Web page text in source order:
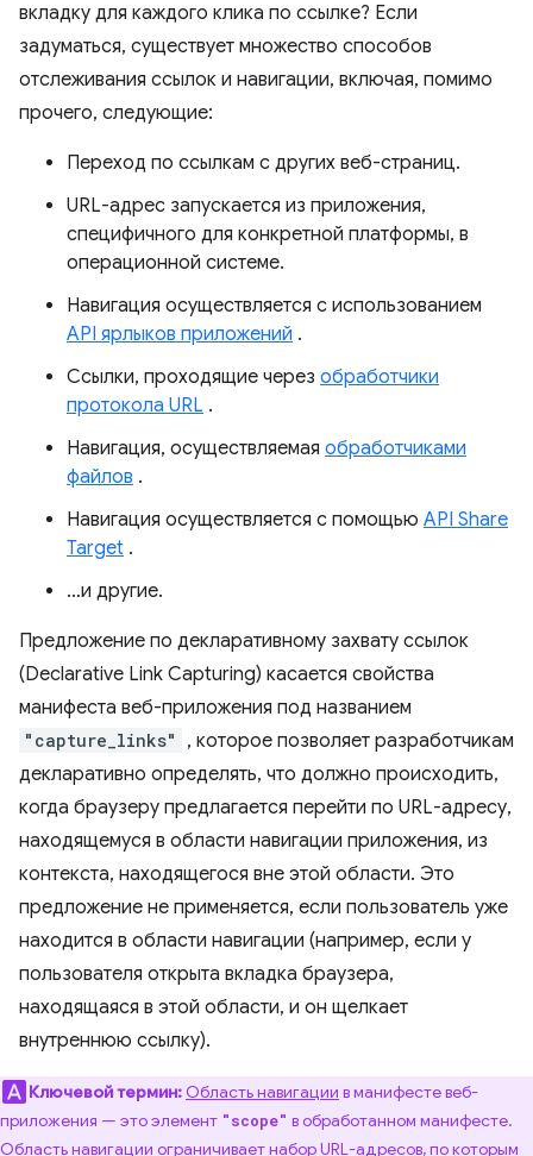
вкладку для каждого клика по ссылке? Если
задуматься, существует множество способов
отслеживания ссылок и навигации, включая, помимо
прочего, следующие:
Переход по ссылкам с других веб-страниц.
URL-адрес запускается из приложения,
специфичного для конкретной платформы, в
операционной системе.
Навигация осуществляется с использованием
API ярлыков приложений .
Ссылки, проходящие через обработчики
протокола URL .
Навигация, осуществляемая обработчиками
файлов .
Навигация осуществляется с помощью API Share
Target .
…и другие.
Предложение по декларативному захвату ссылок
(Declarative Link Capturing) касается свойства
манифеста веб-приложения под названием
"capture_links"
, которое позволяет разработчикам
декларативно определять, что должно происходить,
когда браузеру предлагается перейти по URL-адресу,
находящемуся в области навигации приложения, из
контекста, находящегося вне этой области. Это
предложение не применяется, если пользователь уже
находится в области навигации (например, если у
пользователя открыта вкладка браузера,
находящаяся в этой области, и он щелкает
внутреннюю ссылку).
Ключевой термин: Область навигации в манифесте веб-
приложения — это элемент "scope" в обработанном манифесте.
Область навигации ограничивает набор URL-адресов, по которым